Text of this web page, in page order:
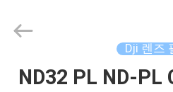
집
2026
Dji 렌즈
ND32 PL ND-PL